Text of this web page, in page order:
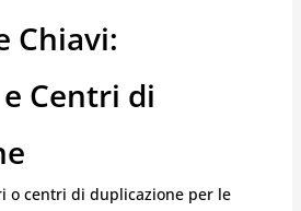
Chiavi:
Centri di
o centri di duplicazione per le